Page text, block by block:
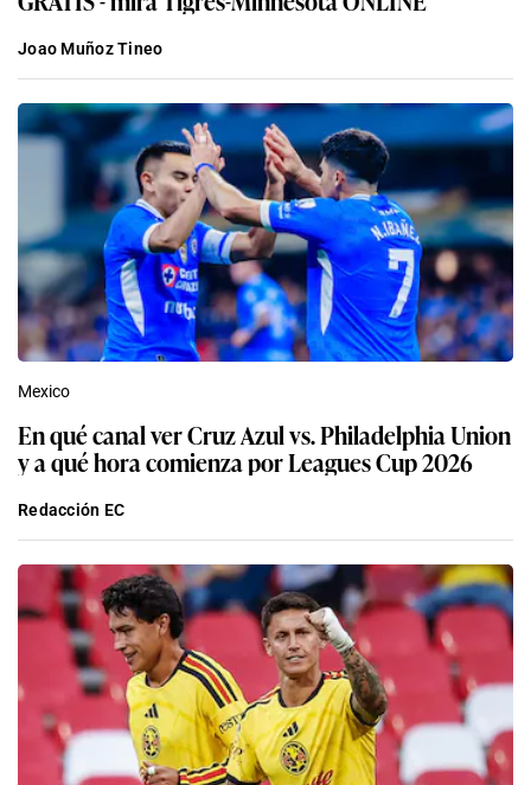
Joao Muñoz Tineo
Mexico
En qué canal ver Cruz Azul vs. Philadelphia Union
y a qué hora comienza por Leagues Cup 2026
Redacción EC